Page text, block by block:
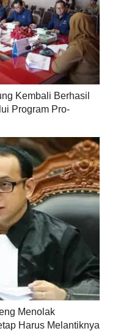
Kembali Berhasil
Program Pro-
Menolak
Harus Melantiknya